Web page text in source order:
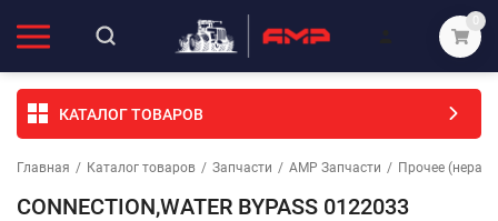
0
КАТАЛОГ ТОВАРОВ
Главная / Каталог товаров / Запчасти / АМР Запчасти / Прочее
CONNECTION,WATER BYPASS 0122033